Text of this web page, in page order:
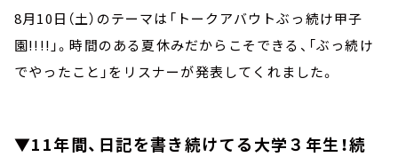
8月10日（土）のテーマは「トークアバウトぶっ続け甲子
園!!!!」。時間のある夏休みだからこそできる、「ぶっ続け
でやったこと」をリスナーが発表してくれました。
▼11年間、日記を書き続けてる大学３年生！続